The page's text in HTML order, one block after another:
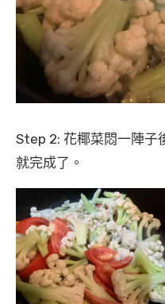
Step 2: 花椰菜悶一陣子
就完成了。